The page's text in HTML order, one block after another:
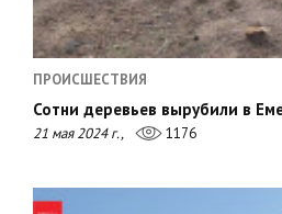
ПРОИСШЕСТВИЯ
Сотни деревьев вырубили в
21 мая 2024 г., 1176